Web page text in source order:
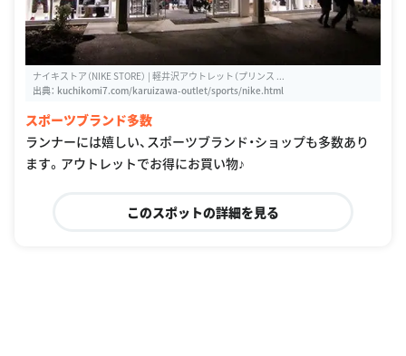
ナイキストア（NIKE STORE） | 軽井沢アウトレット（プリンス ...
出典： kuchikomi7.com/karuizawa-outlet/sports/nike.html
スポーツブランド多数
ランナーには嬉しい、スポーツブランド・ショップも多数あり
ます。アウトレットでお得にお買い物♪
このスポットの詳細を見る